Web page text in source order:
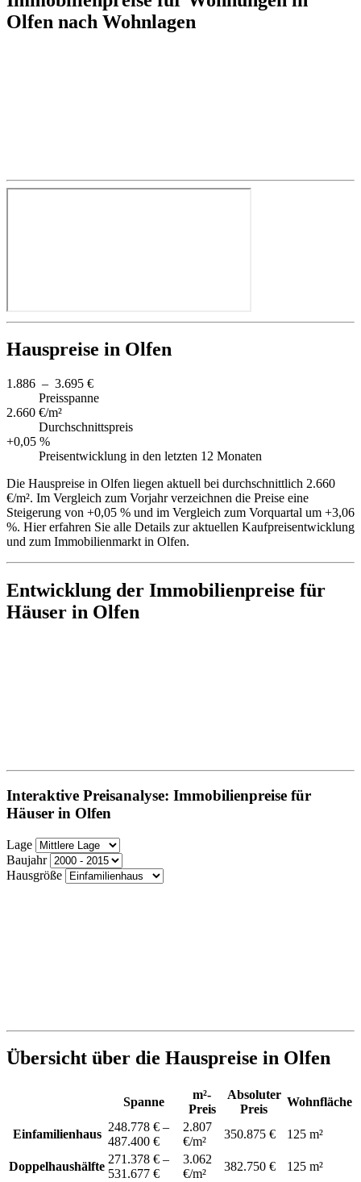
Olfen nach Wohnlagen
Hauspreise in Olfen
1.886 – 3.695 €
Preisspanne
2.660 €/m²
Durchschnittspreis
+0,05 %
Preisentwicklung in den letzten 12 Monaten
Die Hauspreise in Olfen liegen aktuell bei durchschnittlich 2.660
€/m². Im Vergleich zum Vorjahr verzeichnen die Preise eine
Steigerung von +0,05 % und im Vergleich zum Vorquartal um +3,06
%. Hier erfahren Sie alle Details zur aktuellen Kaufpreisentwicklung
und zum Immobilienmarkt in Olfen.
Entwicklung der Immobilienpreise für
Häuser in Olfen
Interaktive Preisanalyse: Immobilienpreise für
Häuser in Olfen
Lage
Baujahr
Hausgröße
Übersicht über die Hauspreise in Olfen
Spanne
m²-
Preis
Absoluter
Preis
Wohnfläche
Einfamilienhaus
248.778 € –
487.400 €
2.807
€/m²
350.875 € 125 m²
Doppelhaushälfte
271.378 € –
531.677 €
3.062
€/m²
382.750 € 125 m²